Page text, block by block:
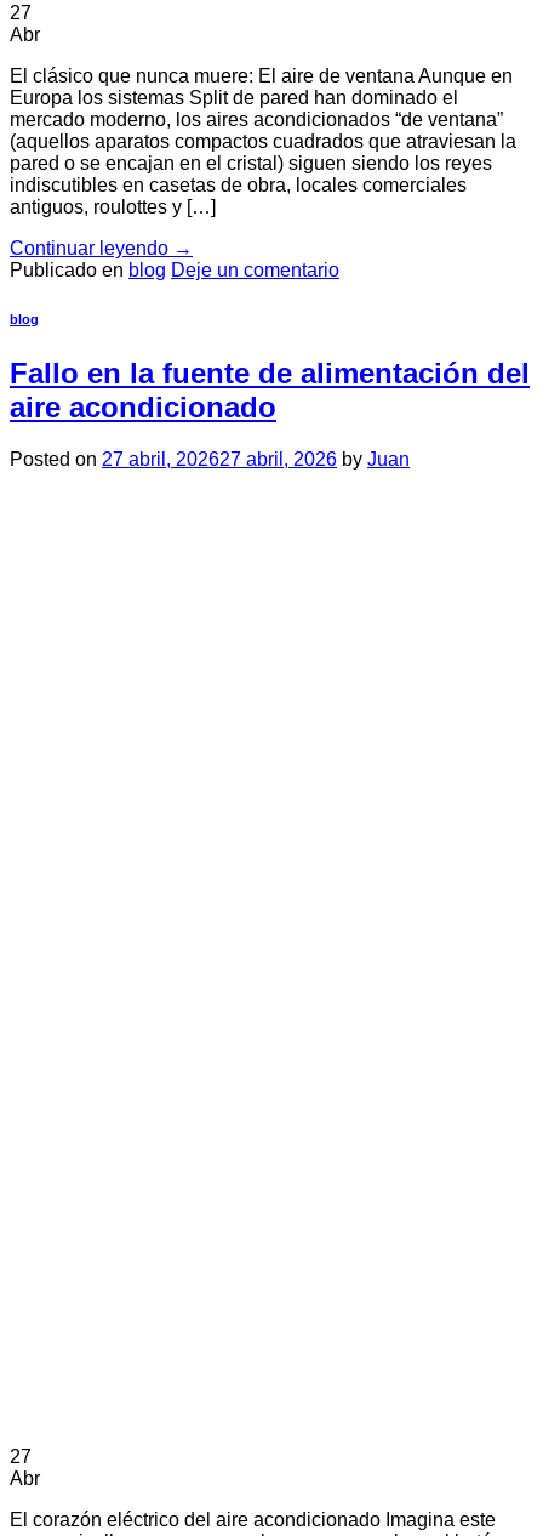
27
Abr
El clásico que nunca muere: El aire de ventana Aunque en
Europa los sistemas Split de pared han dominado el
mercado moderno, los aires acondicionados “de ventana”
(aquellos aparatos compactos cuadrados que atraviesan la
pared o se encajan en el cristal) siguen siendo los reyes
indiscutibles en casetas de obra, locales comerciales
antiguos, roulottes y […]
Continuar leyendo →
Publicado en blog Deje un comentario
blog
Fallo en la fuente de alimentación del
aire acondicionado
Posted on 27 abril, 202627 abril, 2026 by Juan
27
Abr
El corazón eléctrico del aire acondicionado Imagina este